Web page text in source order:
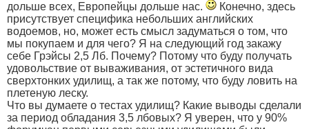
дольше всех, Европейцы дольше нас.
Конечно, здесь
присутствует специфика небольших английских
водоемов, но, может есть смысл задуматься о том, что
мы покупаем и для чего? Я на следующий год закажу
себе Грэйсы 2,5 Лб. Почему? Потому что буду получать
удовольствие от вываживания, от эстетичного вида
сверхтонких удилищ, а так же потому, что буду ловить на
плетеную леску.
Что вы думаете о тестах удилищ? Какие выводы сделали
за период обладания 3,5 лбовых? Я уверен, что у 90%